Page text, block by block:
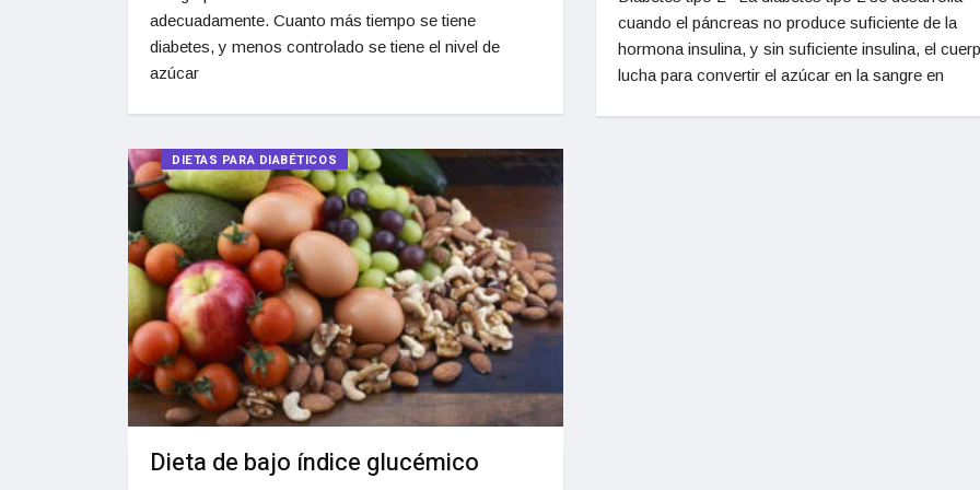
adecuadamente. Cuanto más tiempo se tiene
diabetes, y menos controlado se tiene el nivel de
azúcar
cuando el páncreas no produce suficiente de la
hormona insulina, y sin suficiente insulina, el
lucha para convertir el azúcar en la sangre en
DIETAS PARA DIABÉTICOS
Dieta de bajo índice glucémico